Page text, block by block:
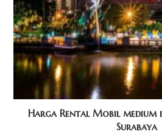
Harga Rental Mobil medium
Surabaya